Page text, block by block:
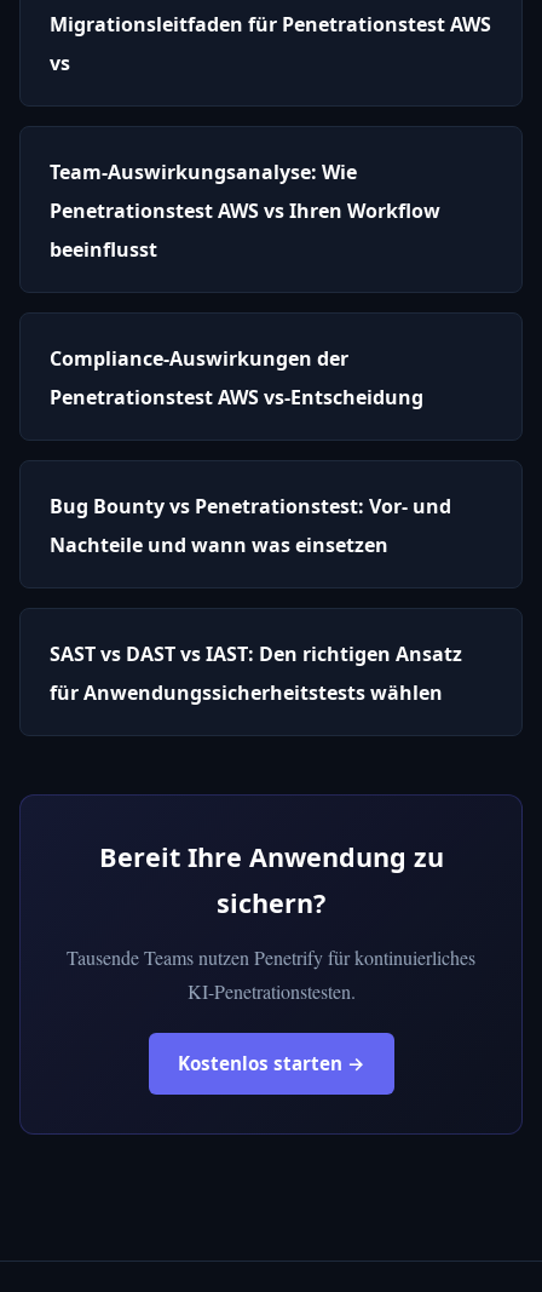
Migrationsleitfaden für Penetrationstest AWS
vs
Team-Auswirkungsanalyse: Wie
Penetrationstest AWS vs Ihren Workflow
beeinflusst
Compliance-Auswirkungen der
Penetrationstest AWS vs-Entscheidung
Bug Bounty vs Penetrationstest: Vor- und
Nachteile und wann was einsetzen
SAST vs DAST vs IAST: Den richtigen Ansatz
für Anwendungssicherheitstests wählen
Bereit Ihre Anwendung zu
sichern?
Tausende Teams nutzen Penetrify für kontinuierliches
KI-Penetrationstesten.
Kostenlos starten →